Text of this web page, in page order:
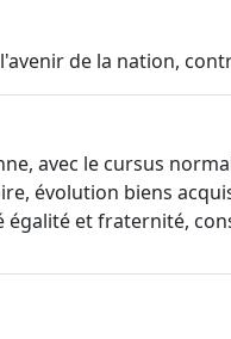
de la nation,
avec le cursus
évolution biens
égalité et fraternité,